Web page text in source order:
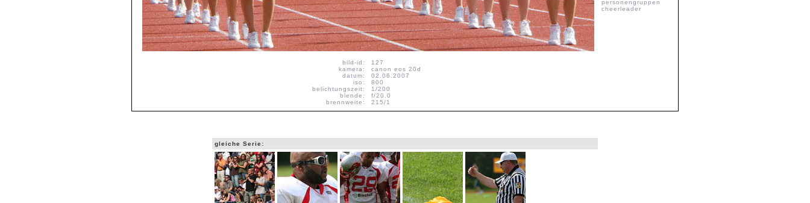
personengruppen
cheerleader
bild-id:
127
kamera:
canon eos 20d
datum:
02.06.2007
iso:
800
belichtungszeit:
1/200
blende:
f/20.0
brennweite:
215/1
gleiche Serie: